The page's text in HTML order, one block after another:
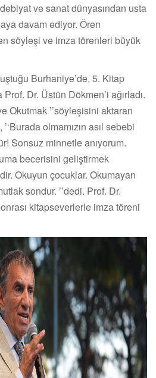
ve sanat dünyasından usta
davam ediyor. Ören
söyleşi ve imza törenleri büyük
Burhaniye’de, 5. Kitap
Prof. Dr. Üstün Dökmen’i ağırladı.
Okutmak ’’söyleşisini aktaran
‘’Burada olmamızın asıl sebebi
Sonsuz minnetle anıyorum.
becerisini geliştirmek
Okuyun çocuklar. Okumayan
sondur. ’’dedi. Prof. Dr.
kitapseverlerle imza töreni